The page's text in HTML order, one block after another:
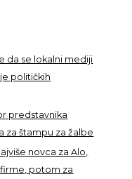
da se lokalni mediji
političkih
predstavnika
za štampu za žalbe
novca za Alo,
potom za